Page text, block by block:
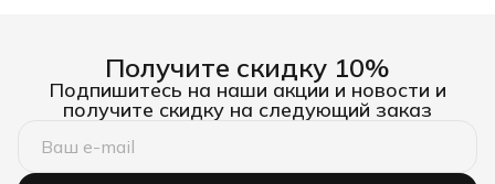
Получите скидку 10%
Подпишитесь на наши акции и новости и
получите скидку на следующий заказ